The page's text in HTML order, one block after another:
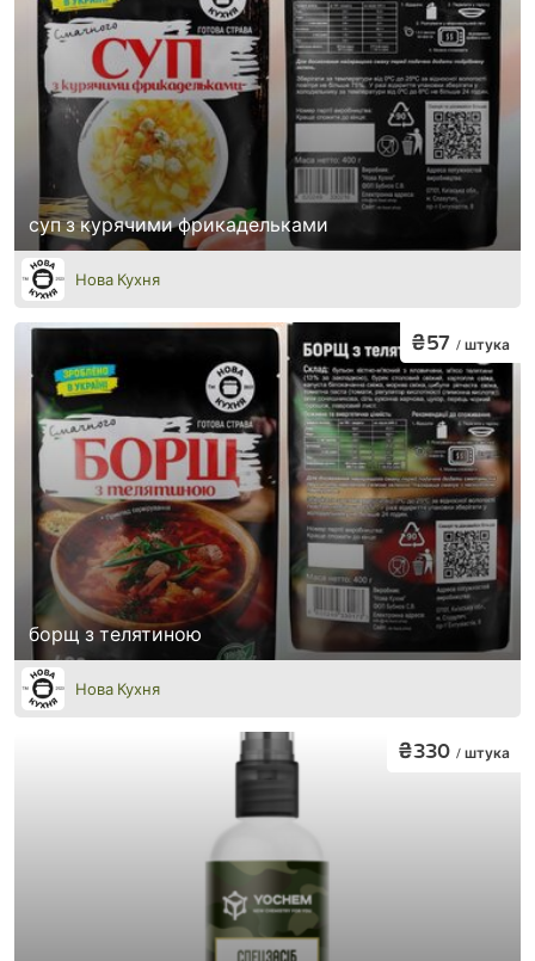
суп з курячими фрикадельками
Нова Кухня
борщ з телятиною
₴57 / штука
Нова Кухня
₴330 / штука